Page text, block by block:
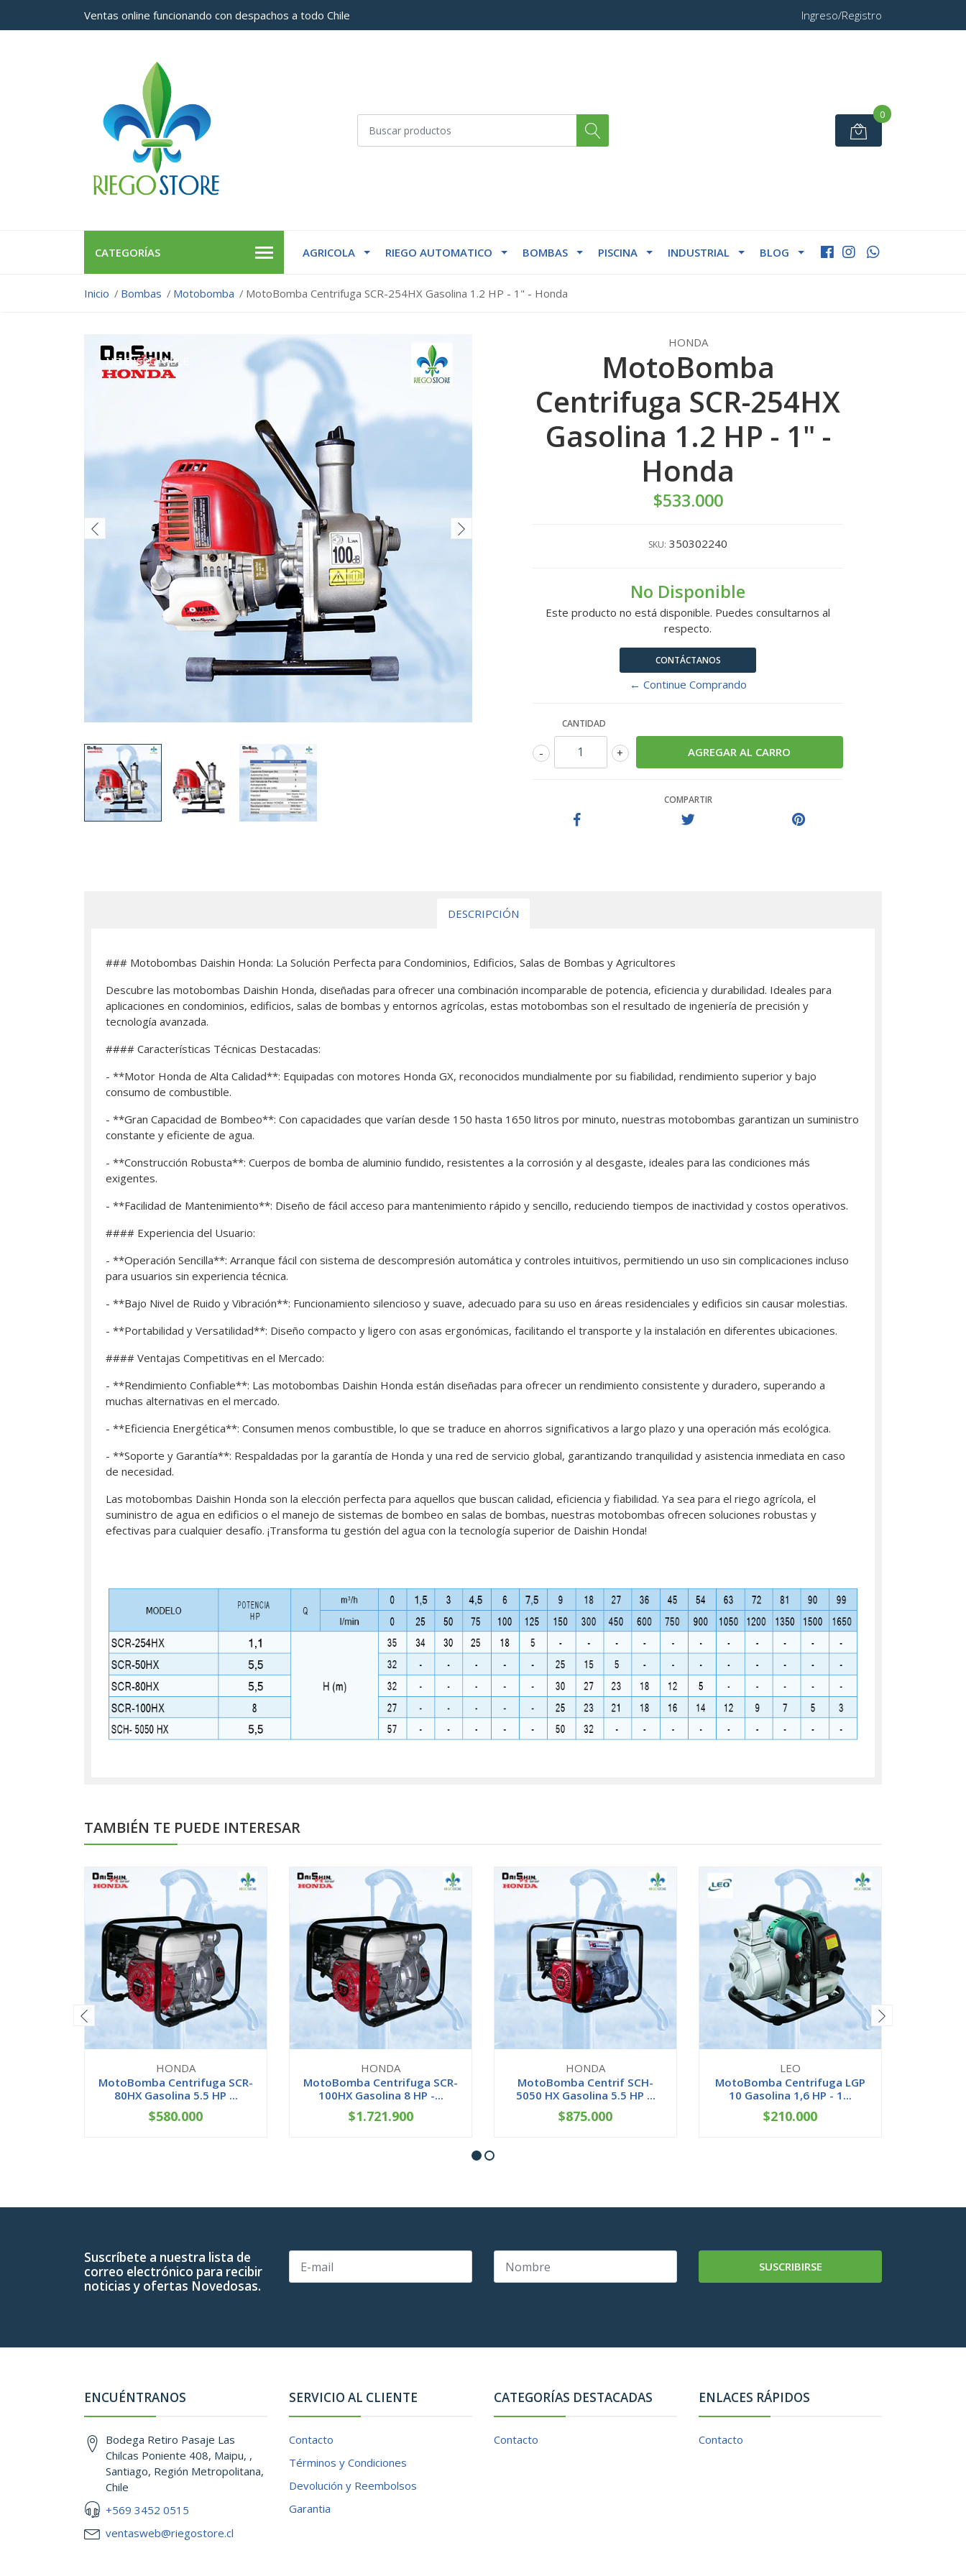
Ventas online funcionando con despachos a todo Chile Ingreso/Registro
0
CATEGORÍAS AGRICOLA RIEGO AUTOMATICO BOMBAS PISCINA INDUSTRIAL BLOG
Inicio Bombas Motobomba MotoBomba Centrifuga SCR-254HX Gasolina 1.2 HP - 1" - Honda
NO DISPONIBLE
HONDA
MotoBomba
Centrifuga SCR-254HX
Gasolina 1.2 HP - 1" -
Honda
$533.000
SKU: 350302240
No Disponible
Este producto no está disponible. Puedes consultarnos al
respecto.
CONTÁCTANOS
← Continue Comprando
CANTIDAD
+
-
COMPARTIR
DESCRIPCIÓN
### Motobombas Daishin Honda: La Solución Perfecta para Condominios, Edificios, Salas de Bombas y Agricultores
Descubre las motobombas Daishin Honda, diseñadas para ofrecer una combinación incomparable de potencia, eficiencia y durabilidad. Ideales para
aplicaciones en condominios, edificios, salas de bombas y entornos agrícolas, estas motobombas son el resultado de ingeniería de precisión y
tecnología avanzada.
#### Características Técnicas Destacadas:
- **Motor Honda de Alta Calidad**: Equipadas con motores Honda GX, reconocidos mundialmente por su fiabilidad, rendimiento superior y bajo
consumo de combustible.
- **Gran Capacidad de Bombeo**: Con capacidades que varían desde 150 hasta 1650 litros por minuto, nuestras motobombas garantizan un suministro
constante y eficiente de agua.
- **Construcción Robusta**: Cuerpos de bomba de aluminio fundido, resistentes a la corrosión y al desgaste, ideales para las condiciones más
exigentes.
- **Facilidad de Mantenimiento**: Diseño de fácil acceso para mantenimiento rápido y sencillo, reduciendo tiempos de inactividad y costos operativos.
#### Experiencia del Usuario:
- **Operación Sencilla**: Arranque fácil con sistema de descompresión automática y controles intuitivos, permitiendo un uso sin complicaciones incluso
para usuarios sin experiencia técnica.
- **Bajo Nivel de Ruido y Vibración**: Funcionamiento silencioso y suave, adecuado para su uso en áreas residenciales y edificios sin causar molestias.
- **Portabilidad y Versatilidad**: Diseño compacto y ligero con asas ergonómicas, facilitando el transporte y la instalación en diferentes ubicaciones.
#### Ventajas Competitivas en el Mercado:
- **Rendimiento Confiable**: Las motobombas Daishin Honda están diseñadas para ofrecer un rendimiento consistente y duradero, superando a
muchas alternativas en el mercado.
- **Eficiencia Energética**: Consumen menos combustible, lo que se traduce en ahorros significativos a largo plazo y una operación más ecológica.
- **Soporte y Garantía**: Respaldadas por la garantía de Honda y una red de servicio global, garantizando tranquilidad y asistencia inmediata en caso
de necesidad.
Las motobombas Daishin Honda son la elección perfecta para aquellos que buscan calidad, eficiencia y fiabilidad. Ya sea para el riego agrícola, el
suministro de agua en edificios o el manejo de sistemas de bombeo en salas de bombas, nuestras motobombas ofrecen soluciones robustas y
efectivas para cualquier desafío. ¡Transforma tu gestión del agua con la tecnología superior de Daishin Honda!
TAMBIÉN TE PUEDE INTERESAR
HONDA
MotoBomba Centrifuga SCR-
80HX Gasolina 5.5 HP ...
+
$580.000
HONDA
MotoBomba Centrifuga SCR-
100HX Gasolina 8 HP -...
+
$1.721.900
HONDA
MotoBomba Centrif SCH-
5050 HX Gasolina 5.5 HP ...
+
$875.000
LEO
MotoBomba Centrifuga LGP
10 Gasolina 1,6 HP - 1...
+
$210.000
Suscríbete a nuestra lista de
correo electrónico para recibir
noticias y ofertas Novedosas.
SUSCRIBIRSE
ENCUÉNTRANOS
Bodega Retiro Pasaje Las
Chilcas Poniente 408, Maipu, ,
Santiago, Región Metropolitana,
Chile
+569 3452 0515
ventasweb@riegostore.cl
SERVICIO AL CLIENTE
Contacto
Términos y Condiciones
Devolución y Reembolsos
Garantia
CATEGORÍAS DESTACADAS
Contacto
ENLACES RÁPIDOS
Contacto